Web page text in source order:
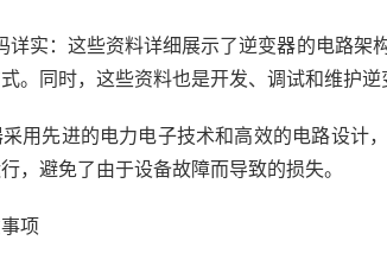
详实：这些资料详细展示了逆变器的电路
。同时，这些资料也是开发、调试和维护逆
用先进的电力电子技术和高效的电路设计
，避免了由于设备故障而导致的损失。
项